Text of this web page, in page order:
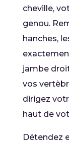
cheville,
genou.
hanches,
jambe
vos
dirigez
haut de
Détendez